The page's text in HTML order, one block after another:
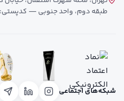
طبقه دوم، واحد جنوبی — کدپستی: 1389798358
شبکه‌های اجتماعی